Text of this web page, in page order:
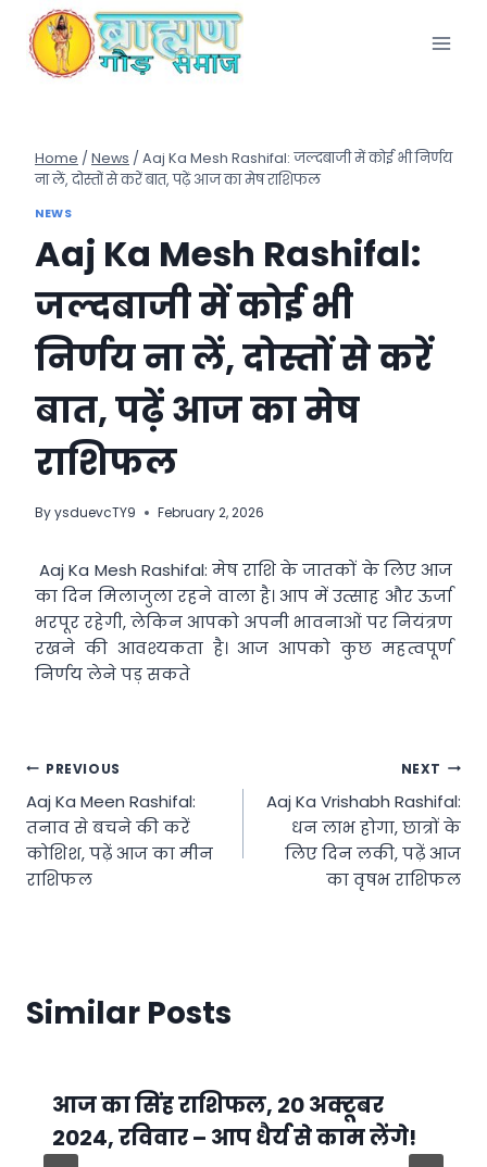
content
Home / News / Aaj Ka Mesh Rashifal: जल्दबाजी में कोई भी निर्णय
ना लें, दोस्तों से करें बात, पढ़ें आज का मेष राशिफल
NEWS
Aaj Ka Mesh Rashifal:
जल्दबाजी में कोई भी
निर्णय ना लें, दोस्तों से करें
बात, पढ़ें आज का मेष
राशिफल
ByysduevcTY9 February 2, 2026
Aaj Ka Mesh Rashifal: मेष राशि के जातकों के लिए आज
का दिन मिलाजुला रहने वाला है। आप में उत्साह और ऊर्जा
भरपूर रहेगी, लेकिन आपको अपनी भावनाओं पर नियंत्रण
रखने की आवश्यकता है। आज आपको कुछ महत्वपूर्ण
निर्णय लेने पड़ सकते
Post
navigation
PREVIOUS
Aaj Ka Meen Rashifal:
तनाव से बचने की करें
कोशिश, पढ़ें आज का मीन
राशिफल
NEXT
Aaj Ka Vrishabh Rashifal:
धन लाभ होगा, छात्रों के
लिए दिन लकी, पढ़ें आज
का वृषभ राशिफल
Similar Posts
आज का सिंह राशिफल, 20 अक्टूबर
2024, रविवार – आप धैर्य से काम लेंगे!